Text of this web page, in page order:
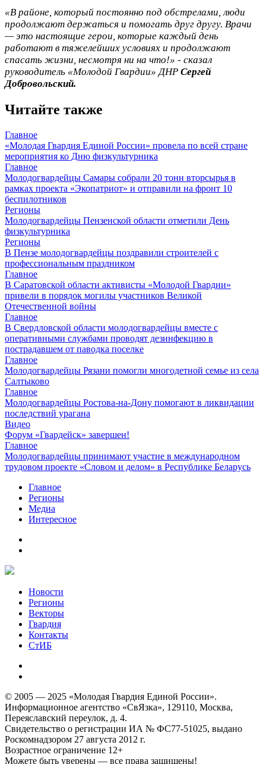
«В районе, который постоянно под обстрелами, люди
продолжают держаться и помогать друг другу. Врачи
— это настоящие герои, которые каждый день
работают в тяжелейших условиях и продолжают
спасать жизни, несмотря ни на что!» - сказал
руководитель «Молодой Гвардии» ДНР Сергей
Добровольский.
Читайте также
Главное
«Молодая Гвардия Единой России» провела по всей стране
мероприятия ко Дню физкультурника
Главное
Молодогвардейцы Самары собрали 20 тонн вторсырья в
рамках проекта «Экопатриот» и отправили на фронт 10
беспилотников
Регионы
Молодогвардейцы Пензенской области отметили День
физкультурника
Регионы
В Пензе молодогвардейцы поздравили строителей с
профессиональным праздником
Главное
В Саратовской области активисты «Молодой Гвардии»
привели в порядок могилы участников Великой
Отечественной войны
Главное
В Свердловской области молодогвардейцы вместе с
оперативными службами проводят дезинфекцию в
пострадавшем от паводка поселке
Главное
Молодогвардейцы Рязани помогли многодетной семье из села
Салтыково
Главное
Молодогвардейцы Ростова-на-Дону помогают в ликвидации
последствий урагана
Видео
Форум «Гвардейск» завершен!
Главное
Молодогвардейцы принимают участие в международном
трудовом проекте «Словом и делом» в Республике Беларусь
Главное
Регионы
Медиа
Интересное
Новости
Регионы
Векторы
Гвардия
Контакты
СтИБ
© 2005 — 2025 «Молодая Гвардия Единой России».
Информационное агентство «СвЯзка», 129110, Москва,
Переяславский переулок, д. 4.
Свидетельство о регистрации ИА № ФС77-51025, выдано
Роскомнадзором 27 августа 2012 г.
Возрастное ограничение 12+
Можете быть уверены — все права защищены!